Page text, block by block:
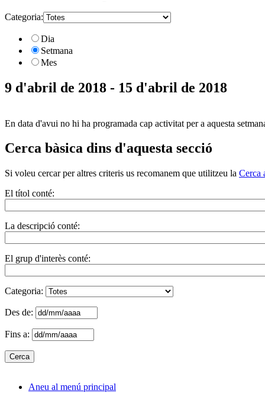
Categoria:
Dia
Setmana
Mes
9 d'abril de 2018 - 15 d'abril de 2018
En data d'avui no hi ha programada cap activitat per a aquesta
Cerca bàsica dins d'aquesta secció
Si voleu cercar per altres criteris us recomanem que utilitzeu la Cerca
El títol conté:
La descripció conté:
El grup d'interès conté:
Categoria:
Des de:
Fins a:
Aneu al menú principal